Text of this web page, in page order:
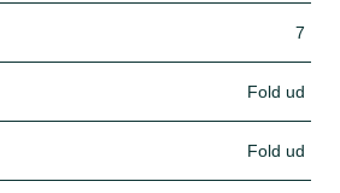
7
Fold ud
Fold ud